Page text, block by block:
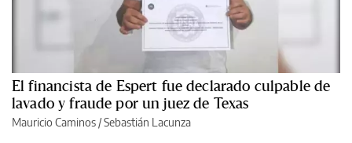
El financista de Espert fue declarado culpable de
lavado y fraude por un juez de Texas
Mauricio Caminos /Sebastián Lacunza